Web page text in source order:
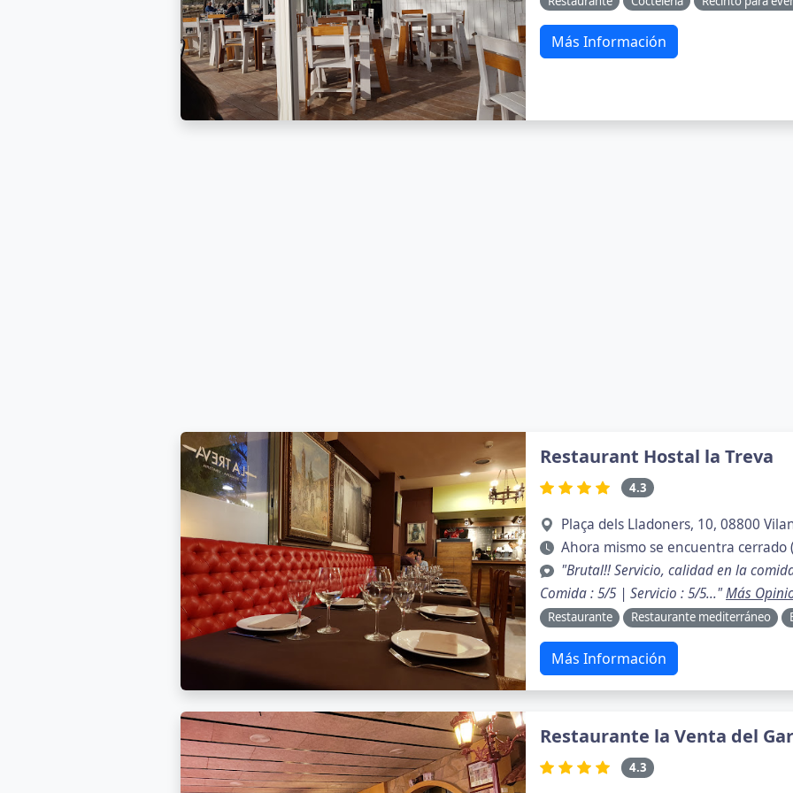
Más Información
Restaurant Hostal la Treva
4.3
Plaça dels Lladoners, 10, 08800
Ahora mismo se encuentra cerrado
"Brutal!! Servicio, calidad en la
Comida : 5/5 | Servicio : 5/5..."Más
Restaurante Restaurante mediterráneo
Más Información
Restaurante la Venta del
4.3